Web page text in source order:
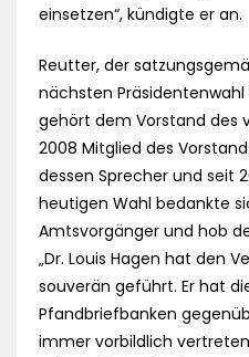
einsetzen“, kündigte er an.
Reutter, der
nächsten
gehört dem Vorstand des
2008 Mitglied des
dessen Sprecher und seit
heutigen Wahl bedankte
Amtsvorgänger und hob
„Dr. Louis Hagen hat den
souverän geführt. Er hat
Pfandbriefbanken
immer vorbildlich